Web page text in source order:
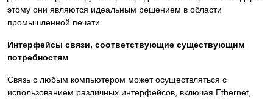
этому они являются идеальным решением в области
промышленной печати.
Интерфейсы связи, соответствующие существующим
потребностям
Связь с любым компьютером может осуществляться с
использованием различных интерфейсов, включая Ethernet,